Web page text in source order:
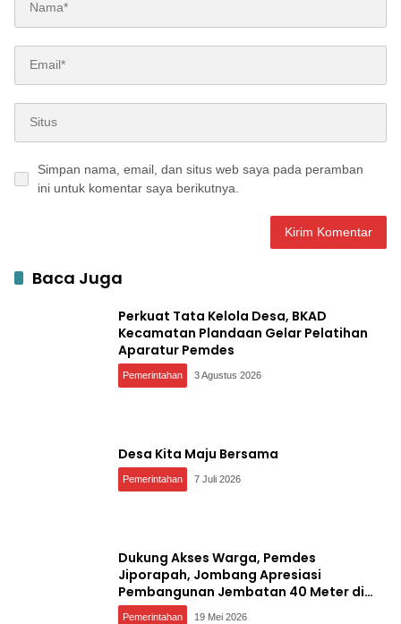
Simpan nama, email, dan situs web saya pada peramban
ini untuk komentar saya berikutnya.
Baca Juga
Perkuat Tata Kelola Desa, BKAD
Kecamatan Plandaan Gelar Pelatihan
Aparatur Pemdes
Pemerintahan 3 Agustus 2026
Desa Kita Maju Bersama
Pemerintahan 7 Juli 2026
Dukung Akses Warga, Pemdes
Jiporapah, Jombang Apresiasi
Pembangunan Jembatan 40 Meter di
Kedungdendeng
Pemerintahan 19 Mei 2026